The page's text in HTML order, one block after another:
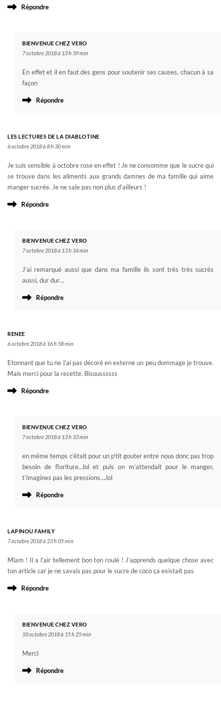
Répondre
BIENVENUE CHEZ VERO
7 octobre 2018 à 13 h 39 min
En effet et il en faut des gens pour soutenir ses causes, chacun à sa
façon
Répondre
LES LECTURES DE LA DIABLOTINE
6 octobre 2018 à 8 h 30 min
Je suis sensible à octobre rose en effet ! Je ne consomme que le sucre qui
se trouve dans les aliments aux grands damnes de ma famille qui aime
manger sucrée. Je ne sale pas non plus d’ailleurs !
Répondre
BIENVENUE CHEZ VERO
7 octobre 2018 à 13 h 34 min
J’ai remarqué aussi que dans ma famille ils sont très très sucrés
aussi, dur dur…
Répondre
RENEE
6 octobre 2018 à 16 h 58 min
Etonnant que tu ne l’ai pas décoré en externe un peu dommage je trouve.
Mais merci pour la recette. Bisoussssss
Répondre
BIENVENUE CHEZ VERO
7 octobre 2018 à 13 h 33 min
en même temps c’était pour un p’tit gouter entre nous donc pas trop
besoin de floriture…lol et puis on m’attendait pour le manger,
t’imagines pas les pressions….lol
Répondre
LAPINOU FAMILY
7 octobre 2018 à 23 h 05 min
Miam ! Il a l’air tellement bon ton roulé ! J’apprends quelque chose avec
ton article car je ne savais pas pour le sucre de coco ça existait pas
Répondre
BIENVENUE CHEZ VERO
10 octobre 2018 à 15 h 25 min
Merci
Répondre